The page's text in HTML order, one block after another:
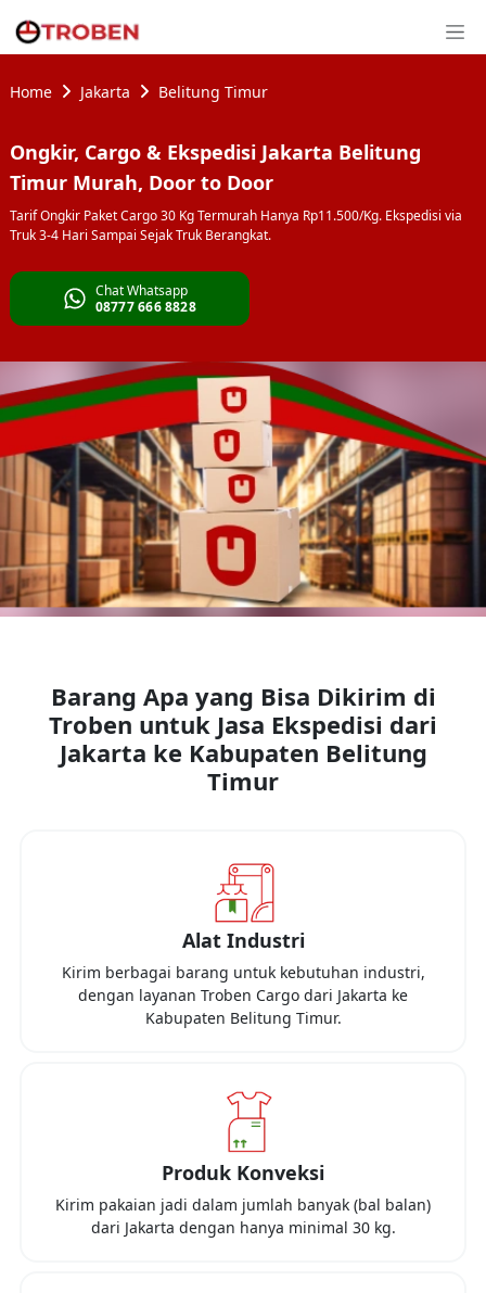
Home Jakarta Belitung Timur
Ongkir, Cargo & Ekspedisi Jakarta Belitung
Timur Murah, Door to Door
Tarif Ongkir Paket Cargo 30 Kg Termurah Hanya Rp11.500/Kg. Ekspedisi via
Truk 3-4 Hari Sampai Sejak Truk Berangkat.
Chat Whatsapp
08777 666 8828
Barang Apa yang Bisa Dikirim di
Troben untuk Jasa Ekspedisi dari
Jakarta ke Kabupaten Belitung
Timur
Alat Industri
Kirim berbagai barang untuk kebutuhan industri,
dengan layanan Troben Cargo dari Jakarta ke
Kabupaten Belitung Timur.
Produk Konveksi
Kirim pakaian jadi dalam jumlah banyak (bal balan)
dari Jakarta dengan hanya minimal 30 kg.